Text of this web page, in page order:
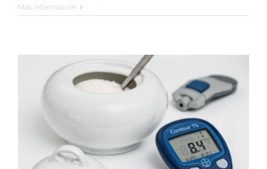
en
Más información